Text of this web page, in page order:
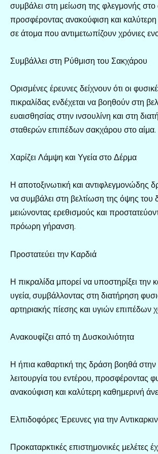
συμβάλει στη μείωση της φλεγμονής
προσφέροντας ανακούφιση και
σε άτομα που αντιμετωπίζουν χρόνιες
Συμβάλλει στη Ρύθμιση του Σακχάρου
Ορισμένες έρευνες δείχνουν ότι οι
πικραλίδας ενδέχεται να βοηθούν στη
ευαισθησίας στην ινσουλίνη και στη
σταθερών επιπέδων σακχάρου στο αίμα.
Χαρίζει Λάμψη και Υγεία στο Δέρμα
Η αποτοξινωτική και αντιφλεγμονώδης
να συμβάλει στη βελτίωση της όψης του
μειώνοντας ερεθισμούς και
πρόωρη γήρανση.
Προστατεύει την Καρδιά
Η πικραλίδα μπορεί να υποστηρίξει την
υγεία, συμβάλλοντας στη διατήρηση
αρτηριακής πίεσης και υγιών επιπέδων
Ανακουφίζει από τη Δυσκοιλιότητα
Η ήπια καθαρτική της δράση βοηθά
λειτουργία του εντέρου, προσφέροντας
ανακούφιση και καλύτερη καθημερινή
Ελπιδοφόρες Έρευνες για την
Προκαταρκτικές επιστημονικές μελέτες